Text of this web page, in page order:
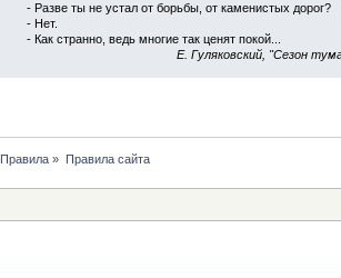
- Разве ты не устал от борьбы, от каменистых дорог?
- Нет.
- Как странно, ведь многие так ценят покой...
E. Гуляковский, "Сезон
Правила » Правила сайта